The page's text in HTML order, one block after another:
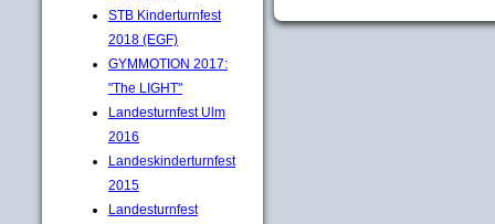
STB Kinderturnfest
2018 (EGF)
GYMMOTION 2017:
"The LIGHT"
Landesturnfest Ulm
2016
Landeskinderturnfest
2015
Landesturnfest